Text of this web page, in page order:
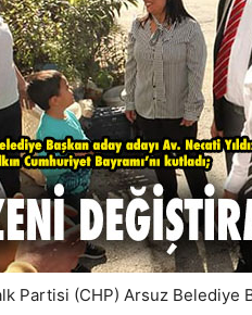
Partisi (CHP) Arsuz Belediye